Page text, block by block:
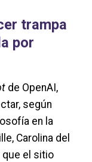
trampa
por
de OpenAI,
según
en la
Carolina del
que el sitio